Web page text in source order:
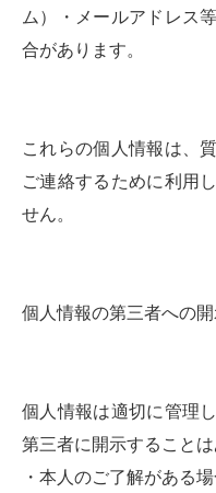
ム）・メールアドレス
合があります。
これらの個人情報は、
ご連絡するために利用
せん。
個人情報の第三者への
個人情報は適切に管理
第三者に開示することは
・本人のご了解がある